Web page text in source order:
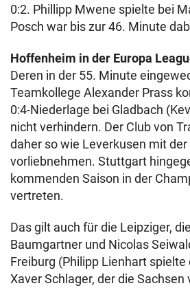
0:2. Phillipp Mwene spielte bei
Posch war bis zur 46. Minute
Hoffenheim in der Europa
Deren in der 55. Minute
Teamkollege Alexander Prass
0:4-Niederlage bei Gladbach
nicht verhindern. Der Club von
daher so wie Leverkusen mit der
vorliebnehmen. Stuttgart
kommenden Saison in der
vertreten.
Das gilt auch für die Leipziger,
Baumgartner und Nicolas
Freiburg (Philipp Lienhart spielte
Xaver Schlager, der die Sachsen